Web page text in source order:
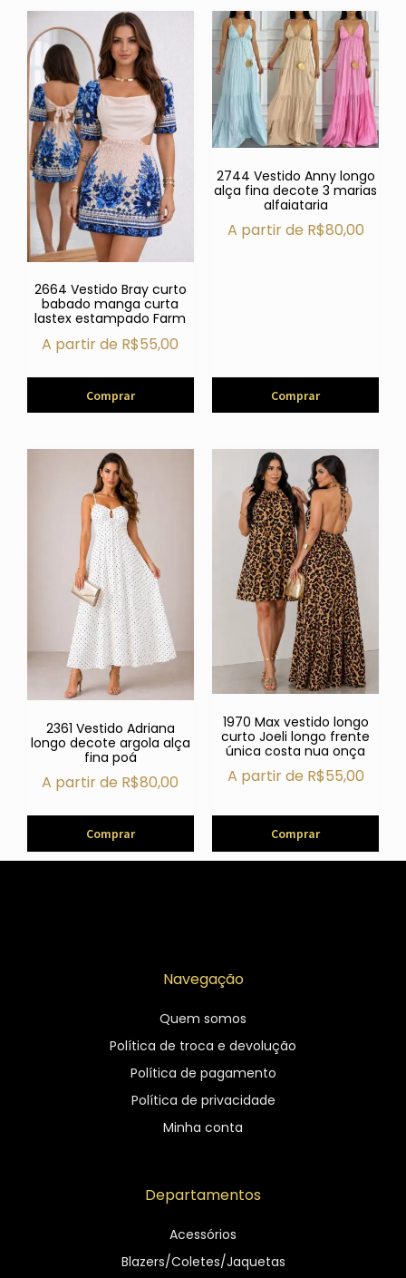
2664 Vestido Bray curto
babado manga curta
lastex estampado Farm
A partir de R$55,00
Comprar
2744 Vestido Anny longo
alça fina decote 3 marias
alfaiataria
A partir de R$80,00
Comprar
2361 Vestido Adriana
longo decote argola alça
fina poá
A partir de R$80,00
Comprar
1970 Max vestido longo
curto Joeli longo frente
única costa nua onça
A partir de R$55,00
Comprar
Navegação
Quem somos
Política de troca e devolução
Política de pagamento
Política de privacidade
Minha conta
Departamentos
Acessórios
Blazers/Coletes/Jaquetas